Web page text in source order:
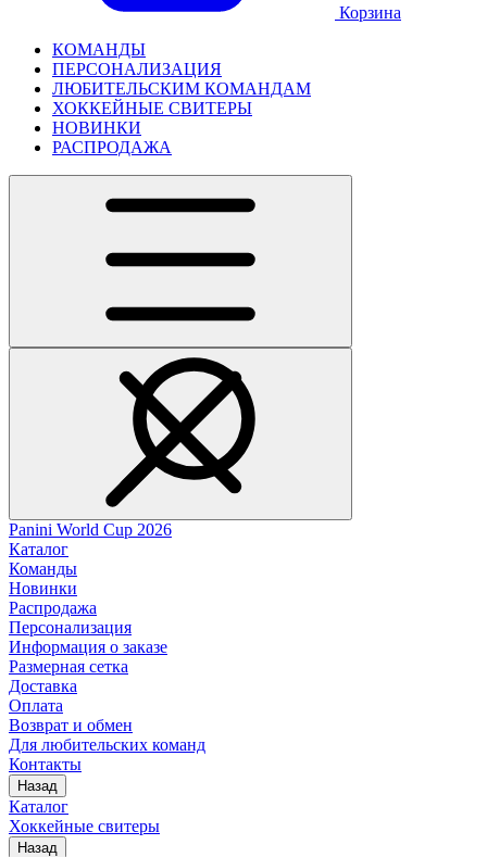
Корзина
КОМАНДЫ
ПЕРСОНАЛИЗАЦИЯ
ЛЮБИТЕЛЬСКИМ КОМАНДАМ
ХОККЕЙНЫЕ СВИТЕРЫ
НОВИНКИ
РАСПРОДАЖА
Panini World Cup 2026
Каталог
Команды
Новинки
Распродажа
Персонализация
Информация о заказе
Размерная сетка
Доставка
Оплата
Возврат и обмен
Для любительских команд
Контакты
Назад
Каталог
Хоккейные свитеры
Назад